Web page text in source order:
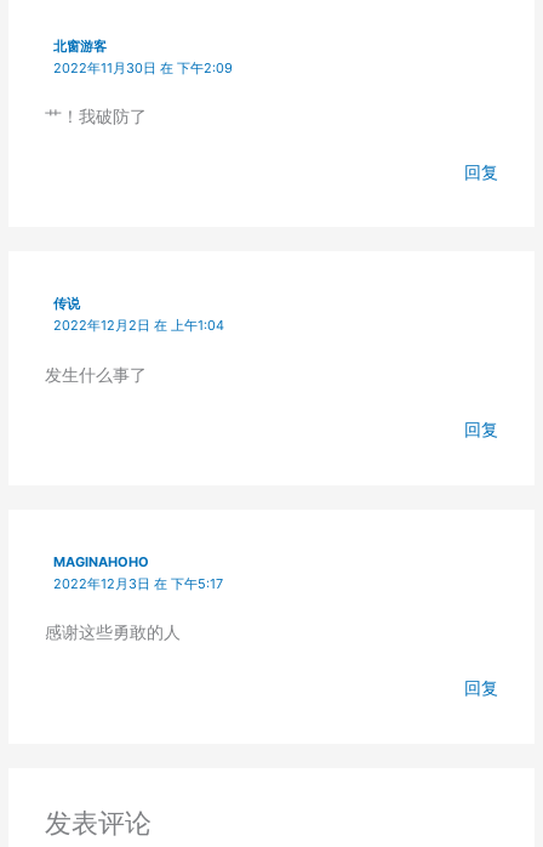
北窗游客
2022年11月30日 在 下午2:09
艹！我破防了
回复
传说
2022年12月2日 在 上午1:04
发生什么事了
回复
MAGINAHOHO
2022年12月3日 在 下午5:17
感谢这些勇敢的人
回复
发表评论